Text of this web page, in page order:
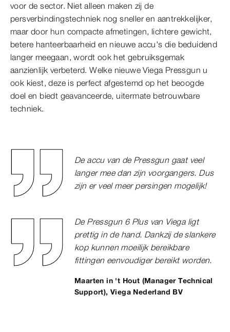
voor de sector. Niet alleen maken zij de
persverbindingstechniek nog sneller en aantrekkelijker,
maar door hun compacte afmetingen, lichtere gewicht,
betere hanteerbaarheid en nieuwe accu's die beduidend
langer meegaan, wordt ook het gebruiksgemak
aanzienlijk verbeterd. Welke nieuwe Viega Pressgun u
ook kiest, deze is perfect afgestemd op het beoogde
doel en biedt geavanceerde, uitermate betrouwbare
techniek.
De accu van de Pressgun gaat veel
langer mee dan zijn voorgangers. Dus
zijn er veel meer persingen mogelijk!
De Pressgun 6 Plus van Viega ligt
prettig in de hand. Dankzij de slankere
kop kunnen moeilijk bereikbare
fittingen eenvoudiger bereikt worden.
Maarten in 't Hout (Manager Technical
Support), Viega Nederland BV